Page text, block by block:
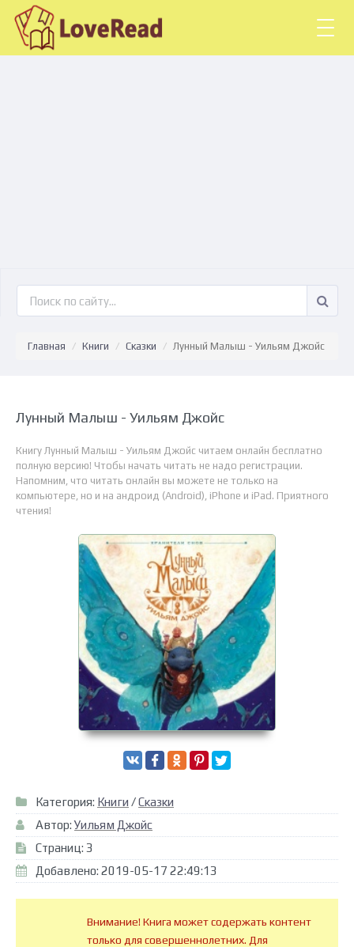
Главная Книги Сказки Лунный Малыш - Уильям Джойс
Лунный Малыш - Уильям Джойс
Книгу Лунный Малыш - Уильям Джойс читаем онлайн бесплатно
полную версию! Чтобы начать читать не надо регистрации.
Напомним, что читать онлайн вы можете не только на
компьютере, но и на андроид (Android), iPhone и iPad. Приятного
чтения!
Категория: Книги /Сказки
Автор:Уильям Джойс
Страниц: 3
Добавлено: 2019-05-17 22:49:13
Внимание! Книга может содержать контент
только для совершеннолетних. Для